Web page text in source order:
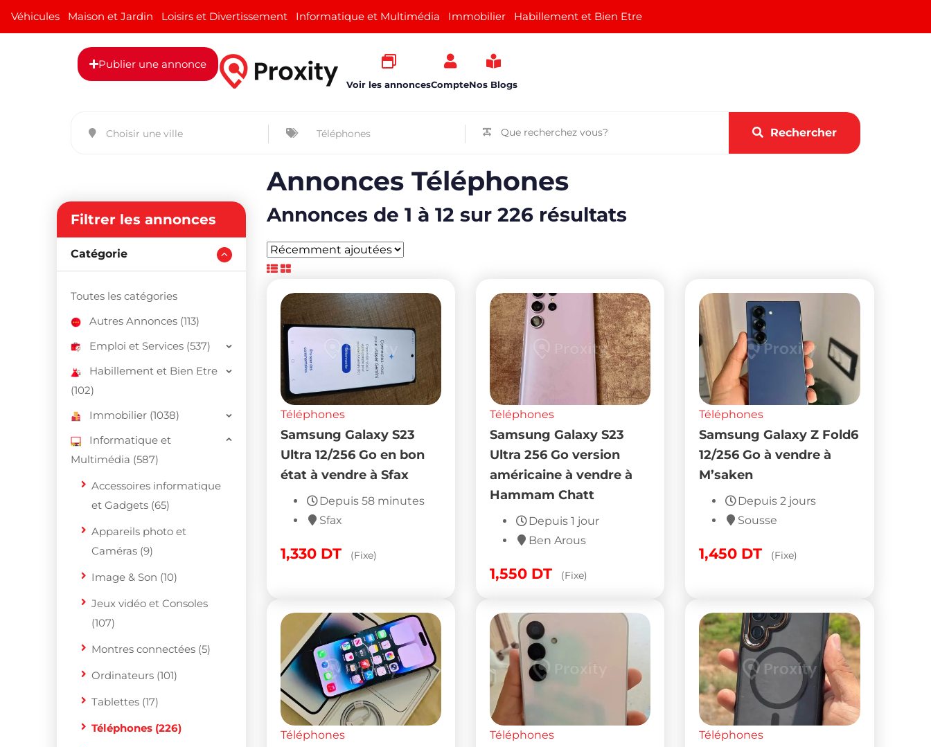
Véhicules Maison et Jardin Loisirs et Divertissement Informatique et Multimédia Immobilier Habillement et Bien Etre
Publier une annonce
Voir les annoncesCompteNos Blogs
Rechercher
Filtrer les annonces
Catégorie
Toutes les catégories
Autres Annonces (113)
Emploi et Services (537)
Habillement et Bien Etre
(102)
Immobilier (1038)
Informatique et
Multimédia (587)
Accessoires informatique
et Gadgets (65)
Appareils photo et
Caméras (9)
Image & Son (10)
Jeux vidéo et Consoles
(107)
Montres connectées (5)
Ordinateurs (101)
Tablettes (17)
Téléphones (226)
Annonces Téléphones
Annonces de 1 à 12 sur 226 résultats
Téléphones
Samsung Galaxy S23
Ultra 12/256 Go en bon
état à vendre à Sfax
Depuis 58 minutes
Sfax
1,330 DT (Fixe)
Téléphones
Samsung Galaxy S23
Ultra 256 Go version
américaine à vendre à
Hammam Chatt
Depuis 1 jour
Ben Arous
1,550 DT (Fixe)
Téléphones
Samsung Galaxy Z Fold6
12/256 Go à vendre à
M’saken
Depuis 2 jours
Sousse
1,450 DT (Fixe)
Téléphones Téléphones Téléphones